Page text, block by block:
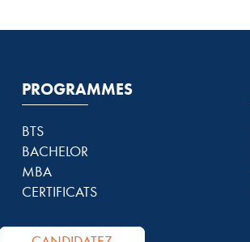
PROGRAMMES
BTS
BACHELOR
MBA
CERTIFICATS